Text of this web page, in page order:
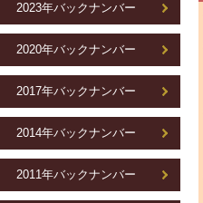
2023年バックナンバー
2020年バックナンバー
2017年バックナンバー
2014年バックナンバー
2011年バックナンバー